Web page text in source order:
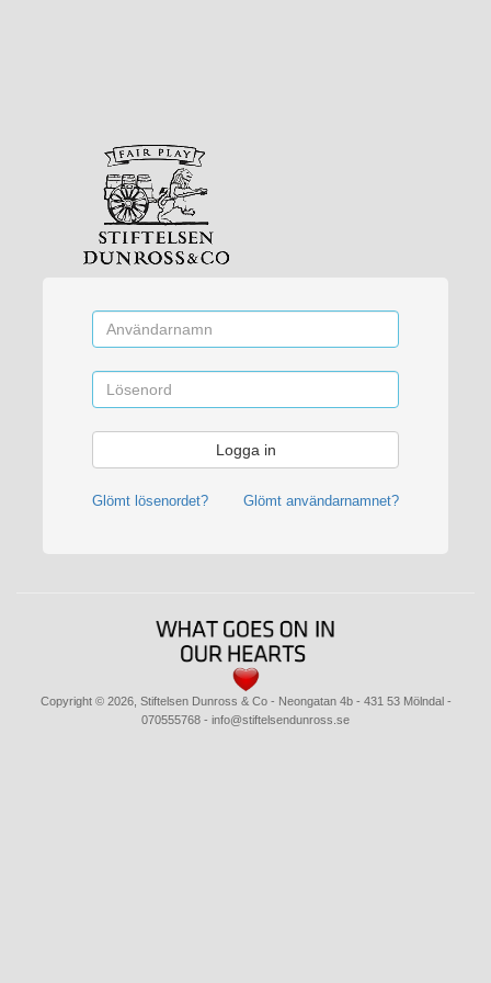
Glömt lösenordet? Glömt användarnamnet?
Copyright © 2026, Stiftelsen Dunross & Co - Neongatan 4b - 431 53 Mölndal -
070555768 - info@stiftelsendunross.se